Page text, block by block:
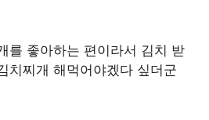
를 좋아하는 편이라서 김치 받
치찌개 해먹어야겠다 싶더군